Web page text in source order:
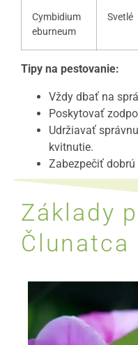
Cymbidium
eburneum
Svetlé
Tipy na pestovanie:
Vždy dbať na
Poskytovať
Udržiavať
kvitnutie.
Zabezpečiť
Základy
Člunatca